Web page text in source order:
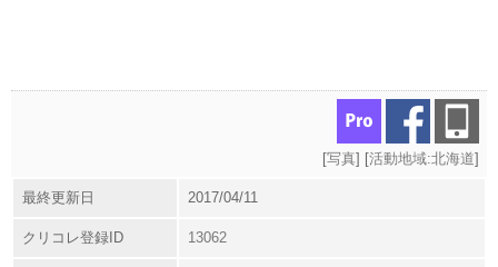
[写真] [活動地域:北海道]
最終更新日 2017/04/11
クリコレ登録ID 13062